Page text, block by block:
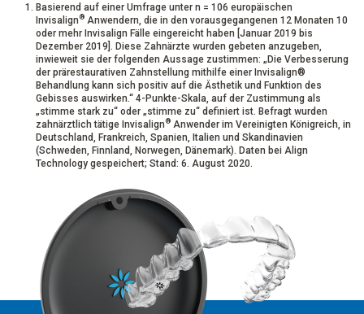
Basierend auf einer Umfrage unter n = 106 europäischen
Invisalign ® Anwendern, die in den vorausgegangenen 12 Monaten 10
oder mehr Invisalign Fälle eingereicht haben [Januar 2019 bis
Dezember 2019]. Diese Zahnärzte wurden gebeten anzugeben,
inwieweit sie der folgenden Aussage zustimmen: „Die Verbesserung
der prärestaurativen Zahnstellung mithilfe einer Invisalign®
Behandlung kann sich positiv auf die Ästhetik und Funktion des
Gebisses auswirken.“ 4-Punkte-Skala, auf der Zustimmung als
„stimme stark zu“ oder „stimme zu“ definiert ist. Befragt wurden
zahnärztlich tätige Invisalign ® Anwender im Vereinigten Königreich, in
Deutschland, Frankreich, Spanien, Italien und Skandinavien
(Schweden, Finnland, Norwegen, Dänemark). Daten bei Align
Technology gespeichert; Stand: 6. August 2020.